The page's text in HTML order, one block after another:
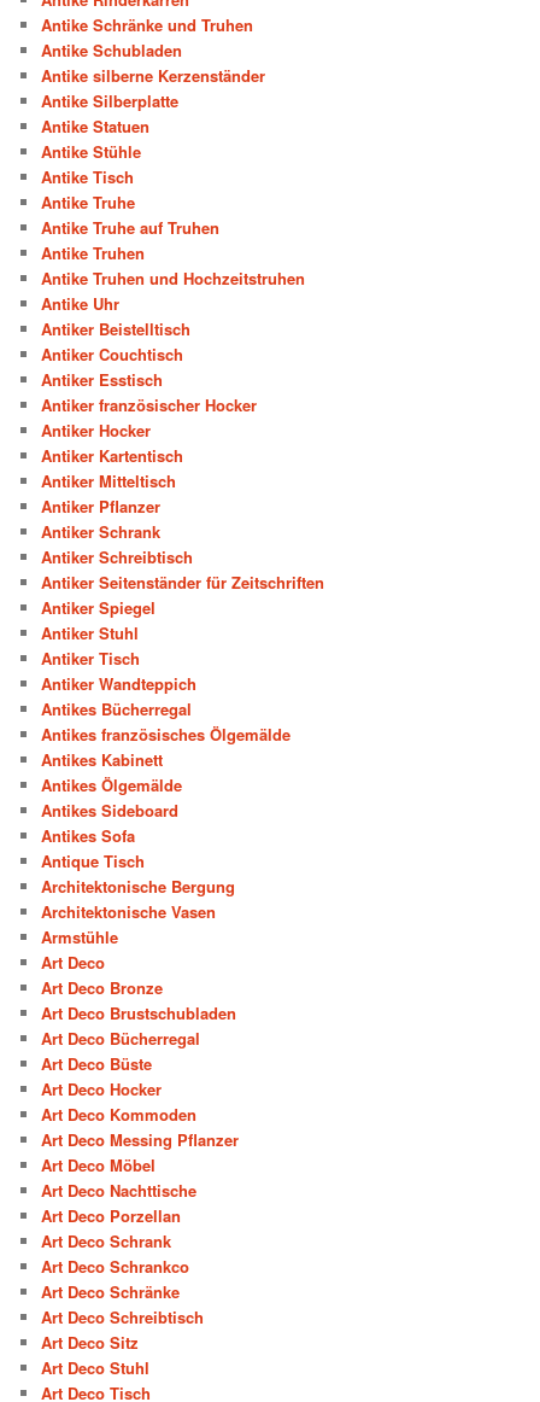
Antike Schränke und Truhen
Antike Schubladen
Antike silberne Kerzenständer
Antike Silberplatte
Antike Statuen
Antike Stühle
Antike Tisch
Antike Truhe
Antike Truhe auf Truhen
Antike Truhen
Antike Truhen und Hochzeitstruhen
Antike Uhr
Antiker Beistelltisch
Antiker Couchtisch
Antiker Esstisch
Antiker französischer Hocker
Antiker Hocker
Antiker Kartentisch
Antiker Mitteltisch
Antiker Pflanzer
Antiker Schrank
Antiker Schreibtisch
Antiker Seitenständer für Zeitschriften
Antiker Spiegel
Antiker Stuhl
Antiker Tisch
Antiker Wandteppich
Antikes Bücherregal
Antikes französisches Ölgemälde
Antikes Kabinett
Antikes Ölgemälde
Antikes Sideboard
Antikes Sofa
Antique Tisch
Architektonische Bergung
Architektonische Vasen
Armstühle
Art Deco
Art Deco Bronze
Art Deco Brustschubladen
Art Deco Bücherregal
Art Deco Büste
Art Deco Hocker
Art Deco Kommoden
Art Deco Messing Pflanzer
Art Deco Möbel
Art Deco Nachttische
Art Deco Porzellan
Art Deco Schrank
Art Deco Schrankco
Art Deco Schränke
Art Deco Schreibtisch
Art Deco Sitz
Art Deco Stuhl
Art Deco Tisch